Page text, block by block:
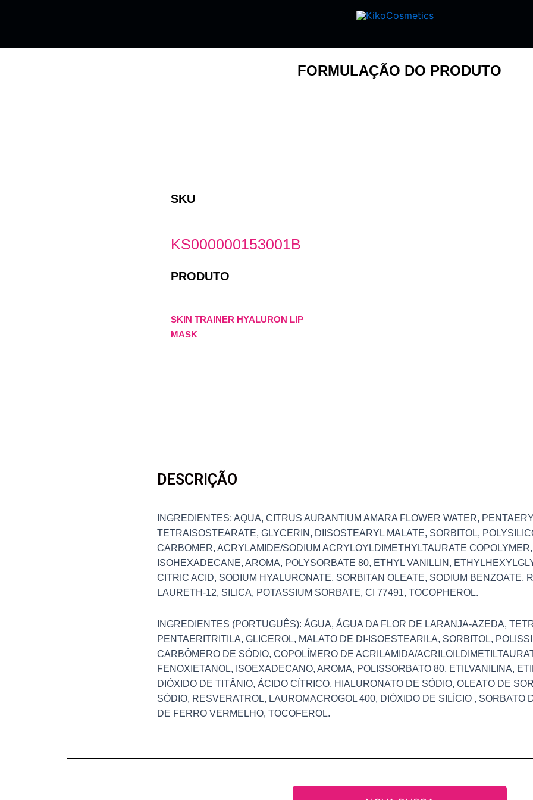
FORMULAÇÃO DO PRODUTO
SKU
KS000000153001B
PRODUTO
SKIN TRAINER HYALURON LIP
MASK
DESCRIÇÃO
INGREDIENTES: AQUA, CITRUS AURANTIUM AMARA FLOWER WATER,
TETRAISOSTEARATE, GLYCERIN, DIISOSTEARYL MALATE, SORBITOL,
CARBOMER, ACRYLAMIDE/SODIUM ACRYLOYLDIMETHYLTAURATE
ISOHEXADECANE, AROMA, POLYSORBATE 80, ETHYL VANILLIN,
CITRIC ACID, SODIUM HYALURONATE, SORBITAN OLEATE, SODIUM BENZOATE,
LAURETH-12, SILICA, POTASSIUM SORBATE, CI 77491, TOCOPHEROL.
INGREDIENTES (PORTUGUÊS): ÁGUA, ÁGUA DA FLOR DE LARANJA-AZEDA,
PENTAERITRITILA, GLICEROL, MALATO DE DI-ISOESTEARILA, SORBITOL,
CARBÔMERO DE SÓDIO, COPOLÍMERO DE ACRILAMIDA/
FENOXIETANOL, ISOEXADECANO, AROMA, POLISSORBATO 80, ETILVANILINA,
DIÓXIDO DE TITÂNIO, ÁCIDO CÍTRICO, HIALURONATO DE SÓDIO, OLEATO DE
SÓDIO, RESVERATROL, LAUROMACROGOL 400, DIÓXIDO DE SILÍCIO , SORBATO
DE FERRO VERMELHO, TOCOFEROL.